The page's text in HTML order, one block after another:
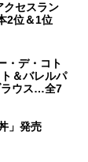
クセスラン
2位＆1位
・デ・コト
＆バレルパ
ラウス…全7
丼」発売